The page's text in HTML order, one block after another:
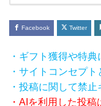
が
わ
ら
な
い..
Facebook Twitter
・ギフト獲得や特
・サイトコンセプ
・投稿に関して禁
・AIを利用した投稿